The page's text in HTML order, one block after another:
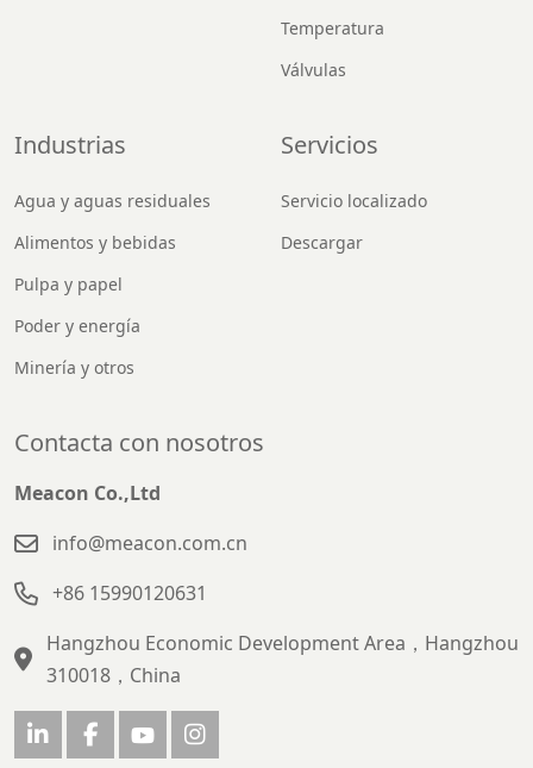
Temperatura
Válvulas
Industrias
Agua y aguas residuales
Alimentos y bebidas
Pulpa y papel
Poder y energía
Minería y otros
Servicios
Servicio localizado
Descargar
Contacta con nosotros
Meacon Co.,Ltd
info@meacon.com.cn
+86 15990120631
Hangzhou Economic Development Area，Hangzhou
310018，China